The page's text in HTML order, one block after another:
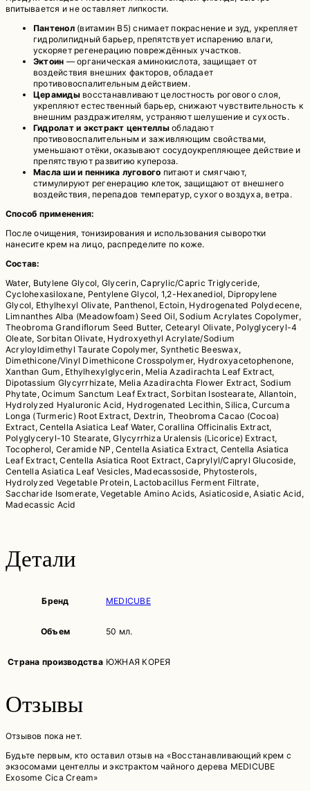
впитывается и не оставляет липкости.
Пантенол (витамин B5) снимает покраснение и зуд, укрепляет
гидролипидный барьер, препятствует испарению влаги,
ускоряет регенерацию повреждённых участков.
Эктоин — органическая аминокислота, защищает от
воздействия внешних факторов, обладает
противовоспалительным действием.
Церамиды восстанавливают целостность рогового слоя,
укрепляют естественный барьер, снижают чувствительность к
внешним раздражителям, устраняют шелушение и сухость.
Гидролат и экстракт центеллыобладают
противовоспалительным и заживляющим свойствами,
уменьшают отёки, оказывают сосудоукрепляющее действие и
препятствуют развитию купероза.
Масла ши и пенника лугового питают и смягчают,
стимулируют регенерацию клеток, защищают от внешнего
воздействия, перепадов температур, сухого воздуха, ветра.
Способ применения:
После очищения, тонизирования и использования сыворотки
нанесите крем на лицо, распределите по коже.
Состав:
Water, Butylene Glycol, Glycerin, Caprylic/Capric Triglyceride,
Cyclohexasiloxane, Pentylene Glycol, 1,2-Hexanediol, Dipropylene
Glycol, Ethylhexyl Olivate, Panthenol, Ectoin, Hydrogenated Polydecene,
Limnanthes Alba (Meadowfoam) Seed Oil, Sodium Acrylates Copolymer,
Theobroma Grandiflorum Seed Butter, Cetearyl Olivate, Polyglyceryl-4
Oleate, Sorbitan Olivate, Hydroxyethyl Acrylate/Sodium
Acryloyldimethyl Taurate Copolymer, Synthetic Beeswax,
Dimethicone/Vinyl Dimethicone Crosspolymer, Hydroxyacetophenone,
Xanthan Gum, Ethylhexylglycerin, Melia Azadirachta Leaf Extract,
Dipotassium Glycyrrhizate, Melia Azadirachta Flower Extract, Sodium
Phytate, Ocimum Sanctum Leaf Extract, Sorbitan Isostearate, Allantoin,
Hydrolyzed Hyaluronic Acid, Hydrogenated Lecithin, Silica, Curcuma
Longa (Turmeric) Root Extract, Dextrin, Theobroma Cacao (Cocoa)
Extract, Centella Asiatica Leaf Water, Corallina Officinalis Extract,
Polyglyceryl-10 Stearate, Glycyrrhiza Uralensis (Licorice) Extract,
Tocopherol, Ceramide NP, Centella Asiatica Extract, Centella Asiatica
Leaf Extract, Centella Asiatica Root Extract, Caprylyl/Capryl Glucoside,
Centella Asiatica Leaf Vesicles, Madecassoside, Phytosterols,
Hydrolyzed Vegetable Protein, Lactobacillus Ferment Filtrate,
Saccharide Isomerate, Vegetable Amino Acids, Asiaticoside, Asiatic Acid,
Madecassic Acid
Детали
Бренд MEDICUBE
Объем 50 мл.
Страна производства ЮЖНАЯ КОРЕЯ
Отзывы
Отзывов пока нет.
Будьте первым, кто оставил отзыв на «Восстанавливающий крем с
экзосомами центеллы и экстрактом чайного дерева MEDICUBE
Exosome Cica Cream»